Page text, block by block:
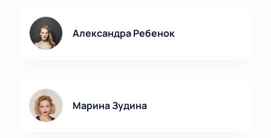
Александра Ребенок
Марина Зудина